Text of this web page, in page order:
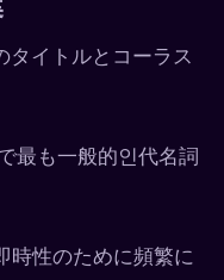
イトルとコーラス
最も一般的인代名詞
性のために頻繁に